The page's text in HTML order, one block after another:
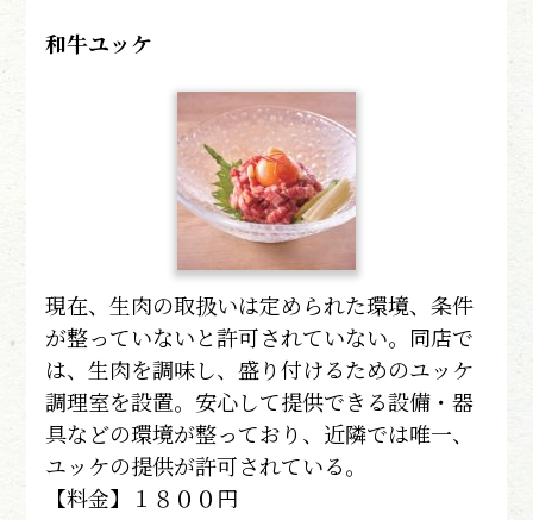
和牛ユッケ
現在、生肉の取扱いは定められた環境、条件
が整っていないと許可されていない。同店で
は、生肉を調味し、盛り付けるためのユッケ
調理室を設置。安心して提供できる設備・器
具などの環境が整っており、近隣では唯一、
ユッケの提供が許可されている。
【料金】１８００円